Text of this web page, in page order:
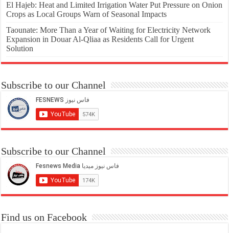
El Hajeb: Heat and Limited Irrigation Water Put Pressure on Onion
Crops as Local Groups Warn of Seasonal Impacts
Taounate: More Than a Year of Waiting for Electricity Network
Expansion in Douar Al-Qliaa as Residents Call for Urgent
Solution
Subscribe to our Channel
Subscribe to our Channel
Find us on Facebook